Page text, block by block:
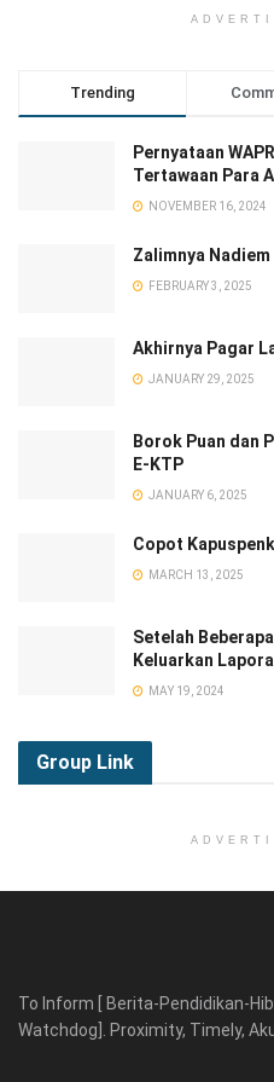
Trending
Pernyataan
Tertawaan Para
NOVEMBER 16, 2024
Zalimnya
FEBRUARY 3, 2025
Akhirnya Pagar
JANUARY 29, 2025
Borok Puan dan
E-KTP
JANUARY 6, 2025
Copot
MARCH 13, 2025
Setelah
Keluarkan
MAY 19, 2024
Group Link
To Inform [ Berita-Pendidikan-
Watchdog]. Proximity, Timely,